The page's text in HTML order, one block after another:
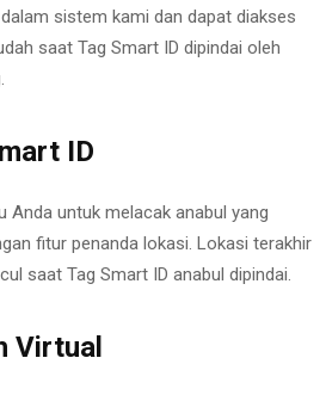
sistem kami dan dapat diakses
saat Tag Smart ID dipindai oleh
ID
Anda untuk melacak anabul yang
fitur penanda lokasi. Lokasi terakhir
saat Tag Smart ID anabul dipindai.
Virtual